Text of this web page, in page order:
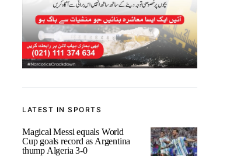
LATEST IN SPORTS
Magical Messi equals World
Cup goals record as Argentina
thump Algeria 3-0